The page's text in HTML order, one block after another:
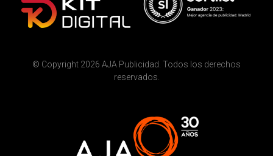
© Copyright 2026 AJA Publicidad. Todos los derechos
reservados.